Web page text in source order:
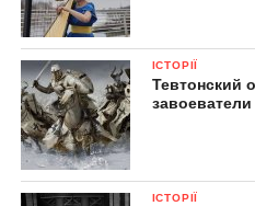
ІСТОРІЇ
Тевтонский
ІСТОРІЇ